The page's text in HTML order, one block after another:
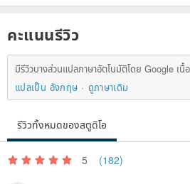
คะแนนรีวิว
มีรีวิวบางส่วนแปลภาษาอัตโนมัติโดย Google เนื้
แปลเป็น อังกฤษ
ดูภาษาเดิม
รีวิวทั้งหมดของสตูดิโอ
5 (182)